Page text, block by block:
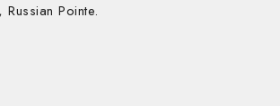
Pointe.